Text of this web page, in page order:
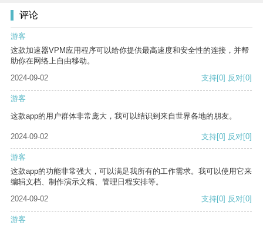
评论
游客
这款加速器VPM应用程序可以给你提供最高速度和安全性的连接，并帮
助你在网络上自由移动。
2024-09-02
支持[0] 反对[0]
游客
这款app的用户群体非常庞大，我可以结识到来自世界各地的朋友。
2024-09-02 支持[0] 反对[0]
游客
这款app的功能非常强大，可以满足我所有的工作需求。我可以使用它来
编辑文档、制作演示文稿、管理日程安排等。
2024-09-02
支持[0] 反对[0]
游客